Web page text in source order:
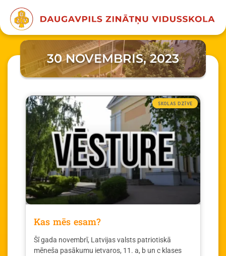
30 NOVEMBRIS, 2023
SKOLAS DZĪVE
Kas mēs esam?
Šī gada novembrī, Latvijas valsts patriotiskā
mēneša pasākumu ietvaros, 11. a, b un c klases